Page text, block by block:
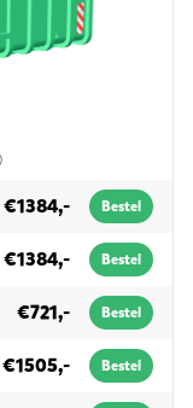
€1384,- Bestel
€1384,- Bestel
€721,- Bestel
€1505,- Bestel